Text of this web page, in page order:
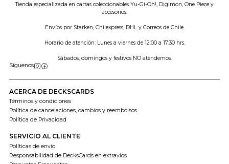
Tienda especializada en cartas coleccionables Yu-Gi-Oh!, Digimon, One Piece y
accesorios.
Envíos por Starken, Chilexpress, DHL y Correos de Chile.
Horario de atención: Lunes a viernes de 12:00 a 17:30 hrs.
Sábados, domingos y festivos NO atendemos.
Síguenos
ACERCA DE DECKSCARDS
Términos y condiciones
Política de cancelaciones, cambios y reembolsos
Política de Privacidad
SERVICIO AL CLIENTE
Políticas de envío
Responsabilidad de DecksCards en extravíos